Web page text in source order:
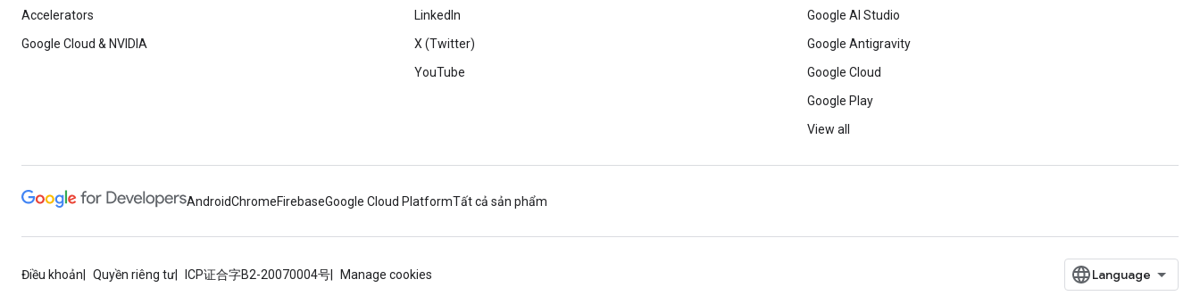
Accelerators
Google Cloud & NVIDIA
LinkedIn
X (Twitter)
YouTube
Google AI Studio
Google Antigravity
Google Cloud
Google Play
View all
AndroidChromeFirebaseGoogle Cloud PlatformTất cả sản phẩm
Điều khoản Quyền riêng tư ICP证合字B2-20070004号 Manage cookies